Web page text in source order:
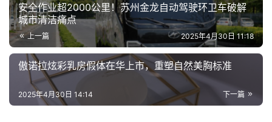
安全作业超2000公里！苏州金龙自动驾驶环卫车破解
城市清洁痛点
上一篇 2025年4月30日 11:18
傲诺拉炫彩乳房假体在华上市，重塑自然美胸标准
下一篇
2025年4月30日 14:14